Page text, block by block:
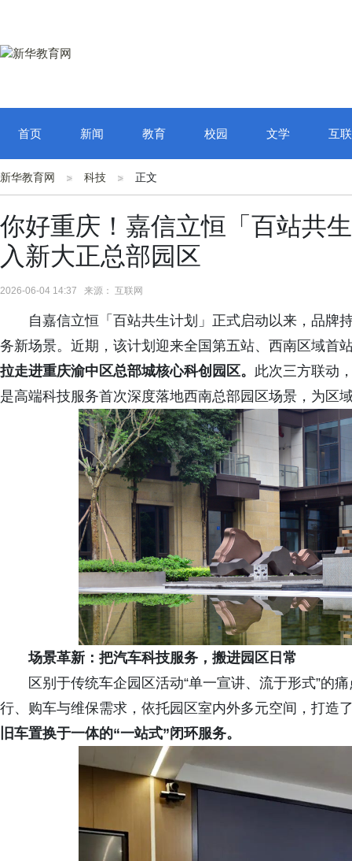
首页 新闻 教育 校园 文学 互
新华教育网 科技 正文
你好重庆！嘉信立恒「百站共
入新大正总部园区
2026-06-04 14:37 来源： 互联网
自嘉信立恒「百站共生计划」正式启动以来，品牌
务新场景。近期，该计划迎来全国第五站、西南区域首
拉走进重庆渝中区总部城核心科创园区。 此次三方联动
是高端科技服务首次深度落地西南总部园区场景，为区
场景革新： 把汽车科技服务，搬进园区日常
区别于传统车企园区活动“单一宣讲、流于形式”的
行、购车与维保需求，依托园区室内外多元空间，打造
旧车置换于一体的“一站式”闭环服务。